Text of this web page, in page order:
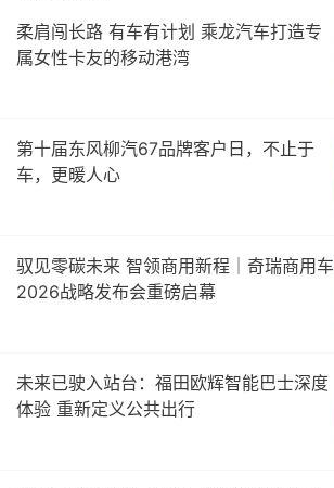
柔肩闯长路 有车有计划 乘龙汽车打造专
属女性卡友的移动港湾
第十届东风柳汽67品牌客户日，不止于
车，更暖人心
驭见零碳未来 智领商用新程｜奇瑞商用车
2026战略发布会重磅启幕
未来已驶入站台：福田欧辉智能巴士深度
体验 重新定义公共出行